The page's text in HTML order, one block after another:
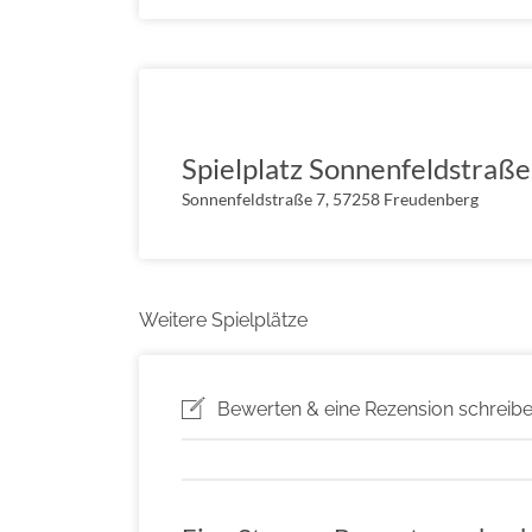
Spielplatz Sonnenfeldstraße
Sonnenfeldstraße 7, 57258 Freudenberg
Weitere Spielplätze
Bewerten & eine Rezension